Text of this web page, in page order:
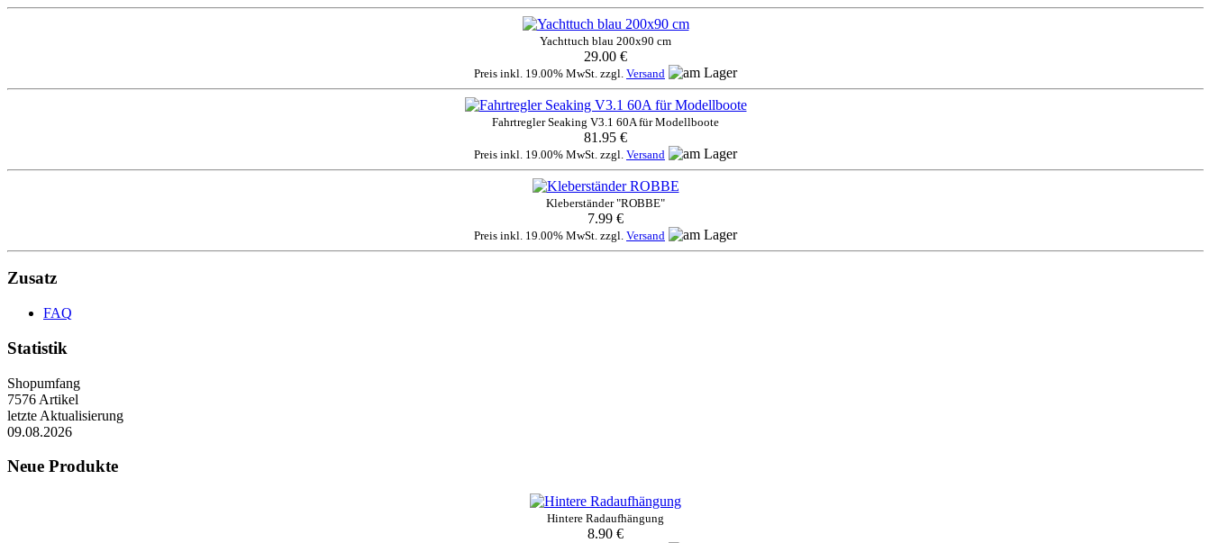
Yachttuch blau 200x90 cm
29.00 €
Preis inkl. 19.00% MwSt. zzgl. Versand
Fahrtregler Seaking V3.1 60A für Modellboote
81.95 €
Preis inkl. 19.00% MwSt. zzgl. Versand
Kleberständer "ROBBE"
7.99 €
Preis inkl. 19.00% MwSt. zzgl. Versand
Zusatz
FAQ
Statistik
Shopumfang
7576 Artikel
letzte Aktualisierung
09.08.2026
Neue Produkte
Hintere Radaufhängung
8.90 €